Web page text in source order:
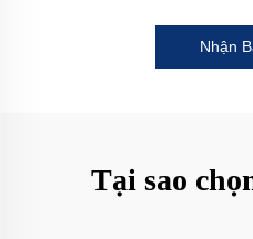
Nhận
Tại sao